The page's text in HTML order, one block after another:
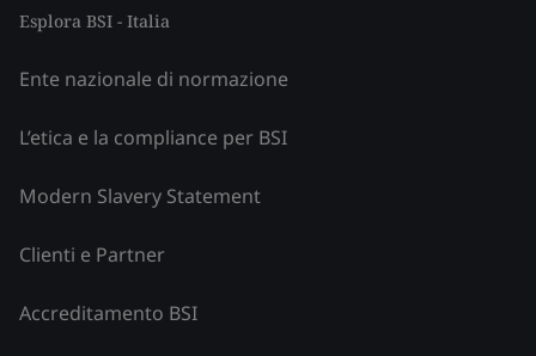
Esplora BSI - Italia
Ente nazionale di normazione
L’etica e la compliance per BSI
Modern Slavery Statement
Clienti e Partner
Accreditamento BSI